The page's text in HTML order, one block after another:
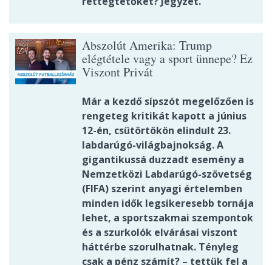
Abszolút Amerika: Trump
elégtétele vagy a sport ünnepe? Ez
Viszont Privát
Már a kezdő sípszót megelőzően is
rengeteg kritikát kapott a június
12-én, csütörtökön elindult 23.
labdarúgó-világbajnokság. A
gigantikussá duzzadt esemény a
Nemzetközi Labdarúgó-szövetség
(FIFA) szerint anyagi értelemben
minden idők legsikeresebb tornája
lehet, a sportszakmai szempontok
és a szurkolók elvárásai viszont
háttérbe szorulhatnak. Tényleg
csak a pénz számít? – tettük fel a